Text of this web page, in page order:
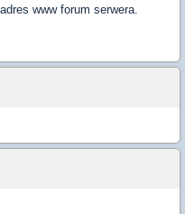
www forum serwera.